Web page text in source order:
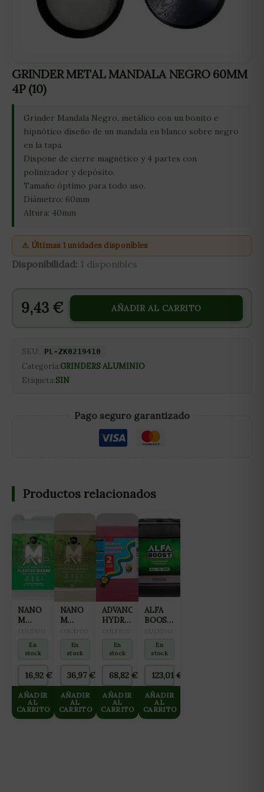
GRINDER METAL MANDALA NEGRO 60MM
4P (10)
Grinder Mandala Negro, metálico con un bonito e
hipnótico diseño de un mandala en blanco sobre negro
en la tapa.
Dispone de cierre magnético y 4 partes con
polinizador y depósito.
Tamaño óptimo para todo uso.
Diámetro: 60mm
Altura: 40mm
⚠ Últimas 1 unidades disponibles
Disponibilidad: 1 disponibles
9,43 € AÑADIR AL CARRITO
SKU: PL-ZK0219410
Categoría:GRINDERS ALUMINIO
Etiqueta:SIN
Pago seguro garantizado
Productos relacionados
NANO
M
ALL IN
ONE
CULTIVO
DE
MADRES
2L
En
stock
16,92 €
AÑADIR
AL
CARRITO
NANO
M
ALL IN
ONE
CULTIVO
DE
MADRES
10L
En
stock
36,97€
AÑADIR
AL
CARRITO
ADVANCED
HYDROPONICS
HOLLAND
DUTCH
Nº2
BLOOM
10L
En
stock
68,82€
AÑADIR
AL
CARRITO
ALFA
BOOST
En
stock
123,01 €
AÑADIR
AL
CARRITO